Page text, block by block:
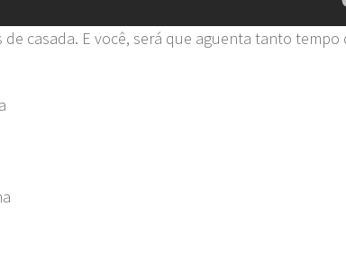
casada. E você, será que aguenta tanto tempo